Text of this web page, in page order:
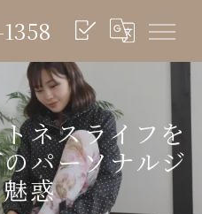
ネスライフを
パーソナルジ
惑